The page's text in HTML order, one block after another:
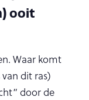
ooit
Waar komt
dit ras)
door de